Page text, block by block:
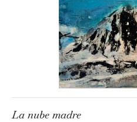
La nube madre